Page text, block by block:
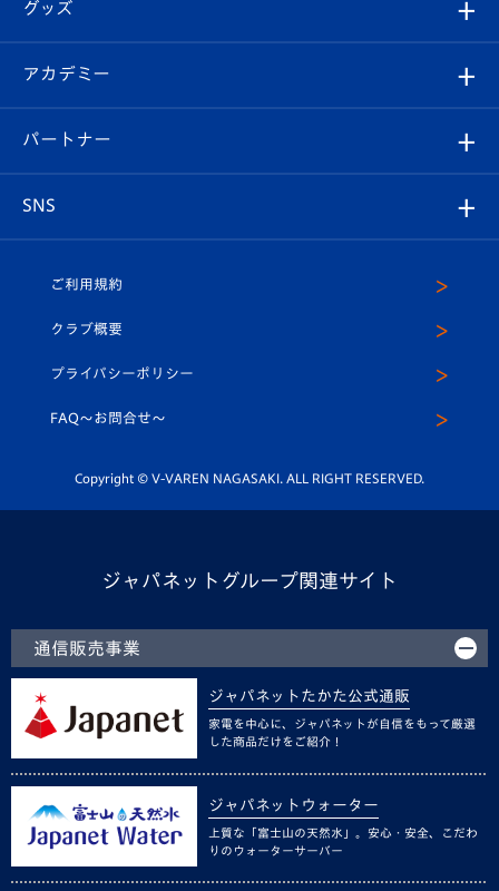
チケット
イベント
メディア
ホームタウン
スタッフプロフィール
マスコット紹介
平和祈念活動
ホームタウン活動
Revive Team
ヴィヴィくんの長崎おもてなしガイド
フォトギャラリー
スタジアムグルメ
V-LOVERS（ファンクラブ）
プレイヤーズスイート
グッズ
オンラインショップ
店舗情報
アカデミー
育成からのお知らせ
U-18
スクール
パートナー
SNS
ヴィヴィくんインスタグラム
公式LINE＠
ご利用規約
クラブ概要
プライバシーポリシー
FAQ〜お問合せ〜
Copyright © V-VAREN NAGASAKI. ALL RIGHT RESERVED.
ジャパネットグループ関連サイト
通信販売事業
ジャパネットたかた公式通販
家電を中心に、ジャパネットが自信をもって厳選
した商品だけをご紹介！
ジャパネットウォーター
上質な「富士山の天然水」。安心・安全、こだわ
りのウォーターサーバー